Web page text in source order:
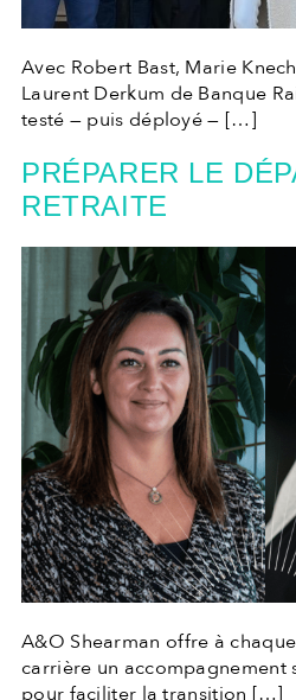
Avec Robert Bast, Marie
Laurent Derkum de Banque
testé — puis déployé — […]
PRÉPARER LE
RETRAITE
A&O Shearman offre à
carrière un accompagnement
pour faciliter la transition […]